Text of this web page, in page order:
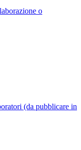
o
(da pubblicare in